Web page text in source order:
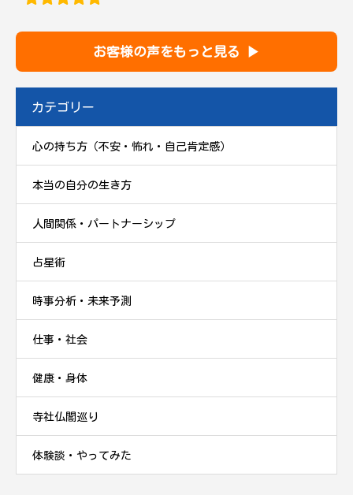
お客様の声をもっと見る ▶
カテゴリー
心の持ち方（不安・怖れ・自己肯定感）
本当の自分の生き方
人間関係・パートナーシップ
占星術
時事分析・未来予測
仕事・社会
健康・身体
寺社仏閣巡り
体験談・やってみた